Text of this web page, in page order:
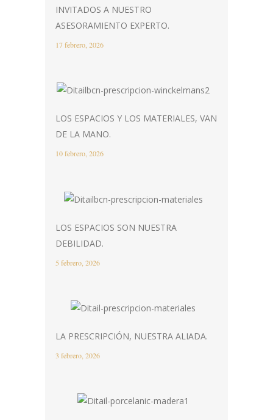
INVITADOS A NUESTRO
ASESORAMIENTO EXPERTO.
17 febrero, 2026
LOS ESPACIOS Y LOS MATERIALES, VAN
DE LA MANO.
10 febrero, 2026
LOS ESPACIOS SON NUESTRA
DEBILIDAD.
5 febrero, 2026
LA PRESCRIPCIÓN, NUESTRA ALIADA.
3 febrero, 2026